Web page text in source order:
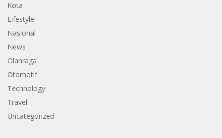
Kota
Lifestyle
Nasional
News
Olahraga
Otomotif
Technology
Travel
Uncategorized